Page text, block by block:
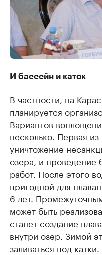
И бассейн и каток
В частности, на
планируется
Вариантов
несколько. Первая
уничтожение
озера, и проведение
работ. После этого
пригодной для
6 лет.
может быть
станет создание
внутри озер. Зимой
заливаться под катки.